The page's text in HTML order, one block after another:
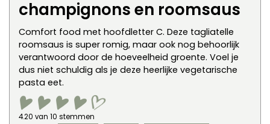
champignons en roomsaus
Comfort food met hoofdletter C. Deze tagliatelle
roomsaus is super romig, maar ook nog behoorlijk
verantwoord door de hoeveelheid groente. Voel je
dus niet schuldig als je deze heerlijke vegetarische
pasta eet.
4.20 van 10 stemmen